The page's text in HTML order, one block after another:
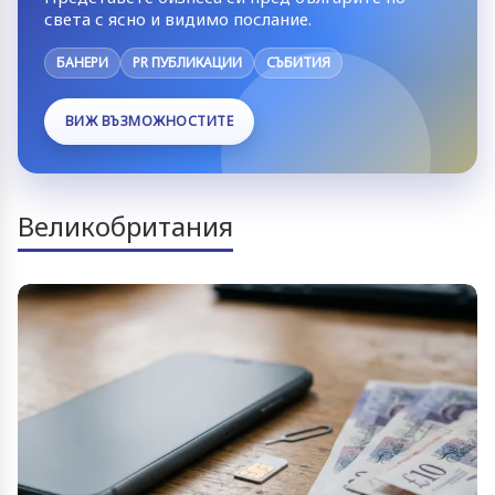
света с ясно и видимо послание.
БАНЕРИ PR ПУБЛИКАЦИИ СЪБИТИЯ
ВИЖ ВЪЗМОЖНОСТИТЕ
Великобритания